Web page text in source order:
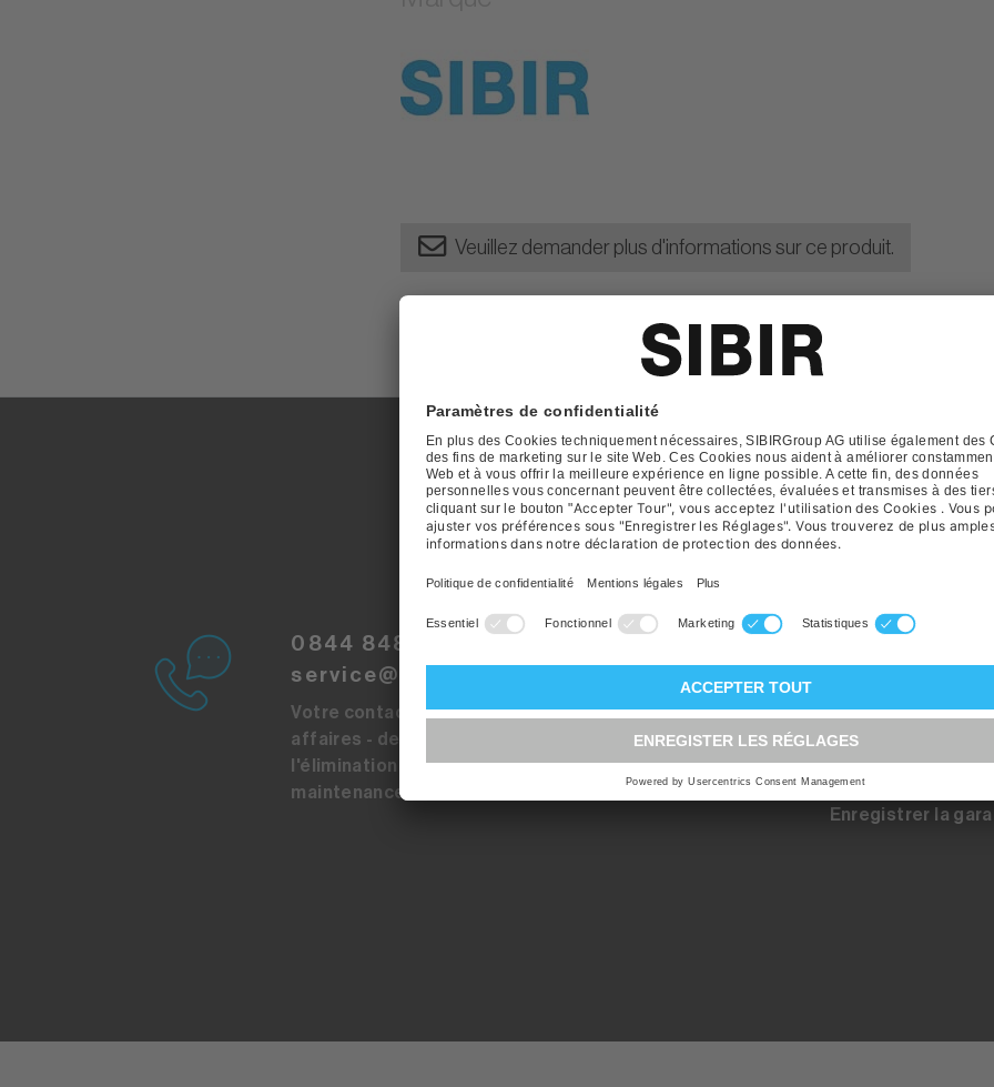
Veuillez demander plus d'informations sur ce produit.
0844 848 848
service@sibirgroup.ch
Votre contact pour toutes les
affaires - de l'acquisition à
l'élimination en passant par la
maintenance.
Inscription au
Enregistrer la